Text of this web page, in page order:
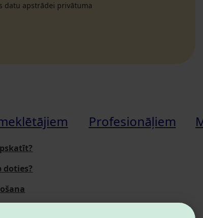
datu apstrādei privātuma
doties?
Profesionāļiem